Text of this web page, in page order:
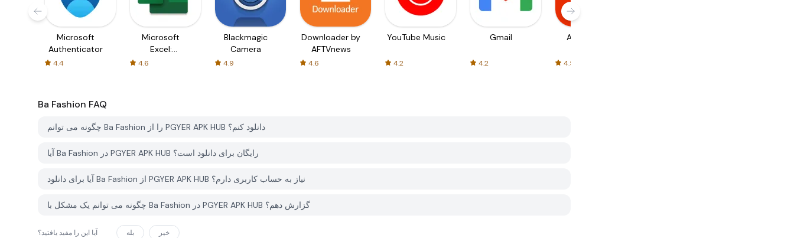
Microsoft
Authenticator
4.4
Microsoft
Excel:
Spreadsheets
4.6
Blackmagic
Camera
4.9
Downloader by
AFTVnews
4.6
YouTube Music
4.2
Gmail
4.2
AliExpress
4.5
Ba Fashion FAQ
چگونه می توانم Ba Fashion را از PGYER APK HUB دانلود کنم؟
آیا Ba Fashion در PGYER APK HUB رایگان برای دانلود است؟
آیا برای دانلود Ba Fashion از PGYER APK HUB نیاز به حساب کاربری دارم؟
چگونه می توانم یک مشکل با Ba Fashion در PGYER APK HUB گزارش دهم؟
آیا این را مفید یافتید؟ بله خیر